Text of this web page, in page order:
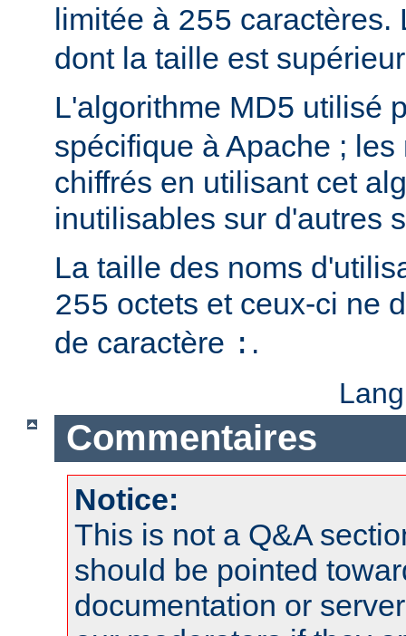
limitée à 255 caractères.
dont la taille est
L'algorithme MD5 utilisé
spécifique à Apache ;
chiffrés en utilisant cet
inutilisables sur d'autres
La taille des noms
255 octets et ceux-ci ne
de caractère : .
Commentaires
Notice:
This is not a Q&A
should be pointed
documentation or